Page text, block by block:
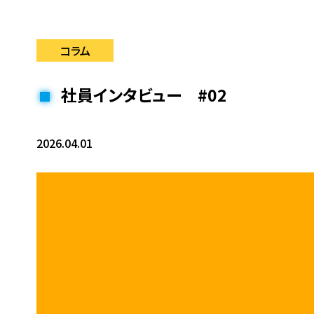
コラム
社員インタビュー #02
2026.04.01